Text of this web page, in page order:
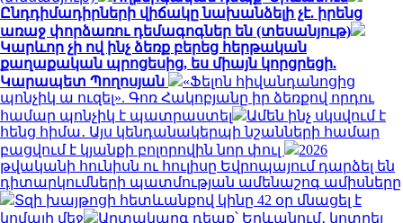
Ընդդիմադիրների վիճակը նախանձելի չէ. իրենց
առաջ փորձառու դեմագոգներ են (տեսանյութ)
Կարևոր չի ով ինչ ձեռք բերեց հերթական
քաղաքական պրոցեսից, ես միայն կորցրեցի.
Կարապետ Պողոսյան
«Ֆելոն հիվանդանոցից
պոնչիկ ա ուզել». Գոռ Հակոբյանը իր ձեռքով որդու
համար պոնչիկ է պատրաստել
Ամեն ինչ սկսվում է
հենց հիմա․ Այս կենդանակերպի նշանների համար
բացվում է կյանքի բոլորովին նոր փուլ
2026
թվականի հունիսն ու հուլիսը Եվրոպայում դարձել են
դիտարկումների պատմության ամենաշոգ ամիսները
Տզի խայթոցի հետևանքով կինը 42 օր մնացել է
կոմայի մեջ
Արտակարգ դեպք՝ Երևանում․ կոտրել